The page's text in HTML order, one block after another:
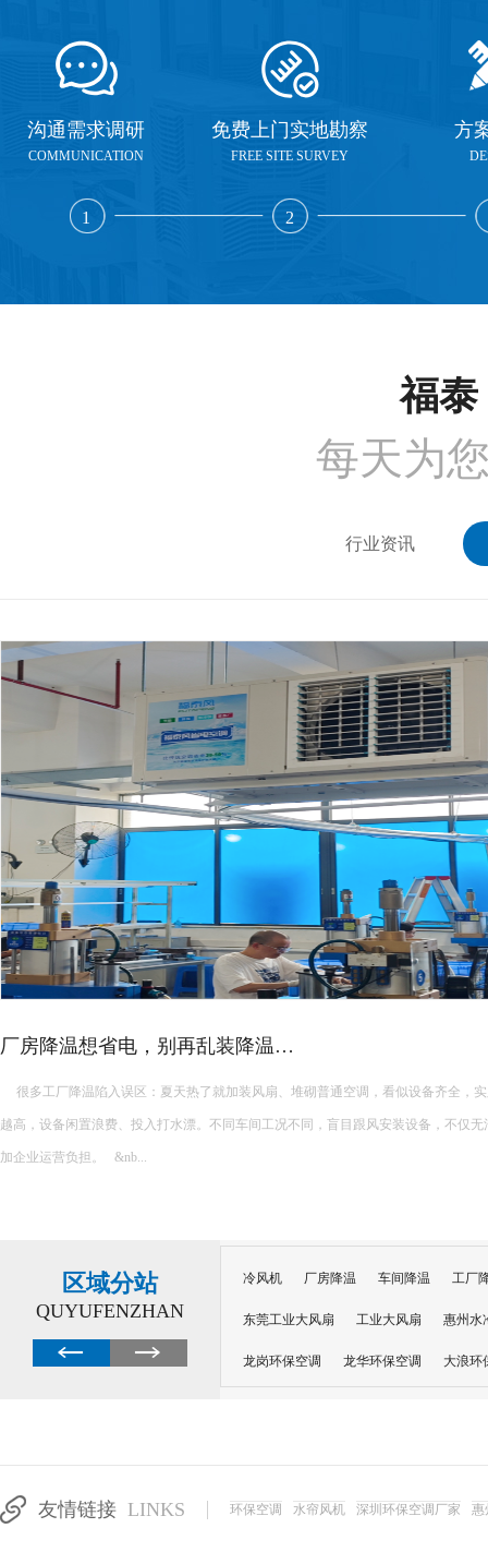
沟通需求调研
COMMUNICATION
1
免费上门实地勘察
FREE SITE SURVEY
2
方
福泰
每天为
行业资讯
蒸发冷空调的降温效果如何？
蒸发冷空调降温效果显著，在干燥环境中效果更佳。一般情况下，一台设备可覆盖较
米，平均可降温 8-13 度，能快速缓解夏日高温。不过在空气湿度较高的湿润地区，
限制。...
区域分站
QUYUFENZHAN
冷风机 厂房降温 车间降温 工厂
东莞工业大风扇 工业大风扇 惠州水
龙岗环保空调 龙华环保空调 大浪环
友情链接 LINKS 环保空调 水帘风机 深圳环保空调厂家 惠